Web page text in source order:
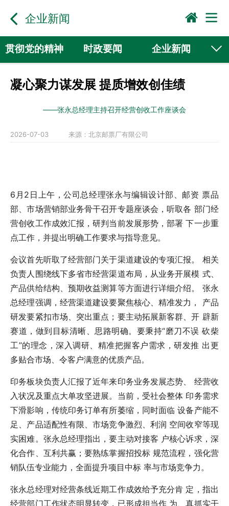
企业新闻
贯彻党的精神 时政要闻
企业新闻
凝心聚力谋发展 提质增效创佳绩
——张永总经理主持召开经营创收工作座谈会
2026-07-03 来源：北京邮票厂有限公司
6月2日上午，公司总经理张永与编辑设计部、邮资 票品
部、市场营销部业务骨干召开专题座谈会，听取各 部门经
营创收工作成效汇报，研判当前发展形势，部署 下一步重
点工作，并提出明确工作要求与指导意见。
会议首先听取了经营部门关于渠道建设的专项汇报。 相关
负责人围绕线下多省市经营渠道布局，从业务开展模 式、
产品供给结构、预期收益测算等方面进行详细介绍。 张永
总经理强调，经营渠道建设要聚焦核心、精准发力， 产品
研发要紧扣市场、突出重点；要主动拓展新客群、开 辟新
赛道，做到目标清晰、思路明确。要秉持“磨刀不误 砍柴
工”的理念，深入调研、精准把握客户需求，研发推 出更
多贴合市场、令客户满意的优质产品。
印务板块负责人汇报了近年来印务业务发展态势、 经营收
入状况及重点大单攻坚进展。当前，受社会整体 印务需求
下滑影响，传统印务订单有所萎缩，同时面临 设备产能不
足、产品适配性有限、市场竞争激烈、利润 空间收窄等现
实困难。张永总经理指出，要主动对接客 户核心诉求，深
化合作、互利共赢；要熟练掌握招投标 规范流程，强化营
销队伍专业能力，全面提升项目中标 率与市场竞争力。
张永总经理对经营条线近期工作成效给予充分肯 定，指出
经营部门工作状态明显转变，已形成担当作 为、真抓实干